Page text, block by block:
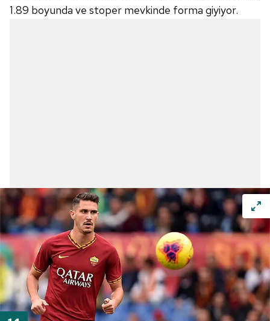
1.89 boyunda ve stoper mevkinde forma giyiyor.